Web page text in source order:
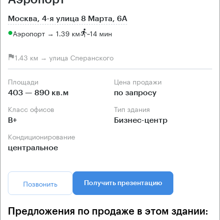
Москва, 4-я улица 8 Марта, 6А
Аэропорт → 1.39 км ~14 мин
1.43 км → улица Сперанского
Площади
403 — 890 кв.м
Цена продажи
по запросу
Класс офисов
B+
Тип здания
Бизнес-центр
Кондиционирование
центральное
Позвонить Получить презентацию
Предложения по продаже в этом здании: